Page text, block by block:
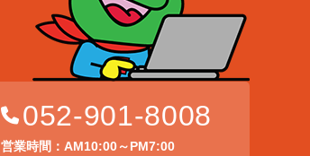
052-901-8008
営業時間：AM10:00～PM7:00